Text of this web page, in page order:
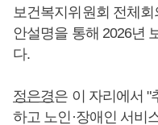
보건복지위원회 전체회
안설명을 통해 2026년
다.
정은경은 이 자리에서 "
하고 노인·장애인 서비